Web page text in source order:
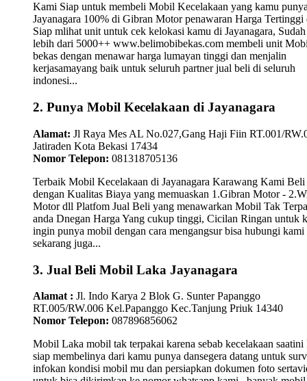
Kami Siap untuk membeli Mobil Kecelakaan yang kamu
Jayanagara 100% di Gibran Motor penawaran Harga Tertinggi
Siap mlihat unit untuk cek kelokasi kamu di Jayanagara, Sudah
lebih dari 5000++ www.belimobibekas.com membeli unit
bekas dengan menawar harga lumayan tinggi dan menjalin
kerjasamayang baik untuk seluruh partner jual beli di seluruh
indonesi...
2. Punya Mobil Kecelakaan di Jayanagara
Alamat: Jl Raya Mes AL No.027,Gang Haji Fiin RT.001/
Jatiraden Kota Bekasi 17434
Nomor Telepon: 081318705136
Terbaik Mobil Kecelakaan di Jayanagara Karawang Kami Beli
dengan Kualitas Biaya yang memuaskan 1.Gibran Motor -
Motor dll Platfom Jual Beli yang menawarkan Mobil Tak
anda Dnegan Harga Yang cukup tinggi, Cicilan Ringan untuk
ingin punya mobil dengan cara mengangsur bisa hubungi kami
sekarang juga...
3. Jual Beli Mobil Laka Jayanagara
Alamat : Jl. Indo Karya 2 Blok G. Sunter Papanggo
RT.005/RW.006 Kel.Papanggo Kec.Tanjung Priuk 14340
Nomor Telepon: 087896856062
Mobil Laka mobil tak terpakai karena sebab kecelakaan saatini
siap membelinya dari kamu punya dansegera datang untuk
infokan kondisi mobil mu dan persiapkan dokumen foto